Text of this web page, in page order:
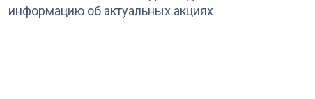
информацию об актуальных акциях